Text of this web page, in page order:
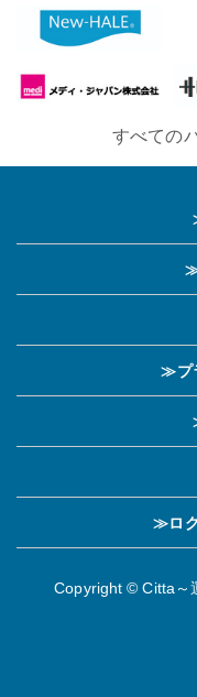
すべての
≫
≫プ
≫ログ
Copyright © Citta～